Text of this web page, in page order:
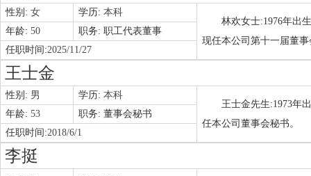
性别: 女 学历: 本科
林欢女士:1976年出
现任本公司第十一届董
年龄: 50 职务: 职工代表董事
任职时间:2025/11/27
王士金
性别: 男 学历: 本科
王士金先生:1973年
任本公司董事会秘书。
年龄: 53 职务: 董事会秘书
任职时间:2018/6/1
李挺